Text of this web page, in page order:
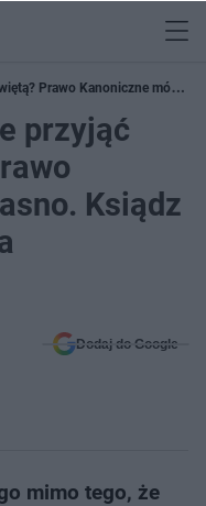
Prawo Kanoniczne mówi
przyjąć
Ksiądz
Dodaj do Google
mimo tego, że